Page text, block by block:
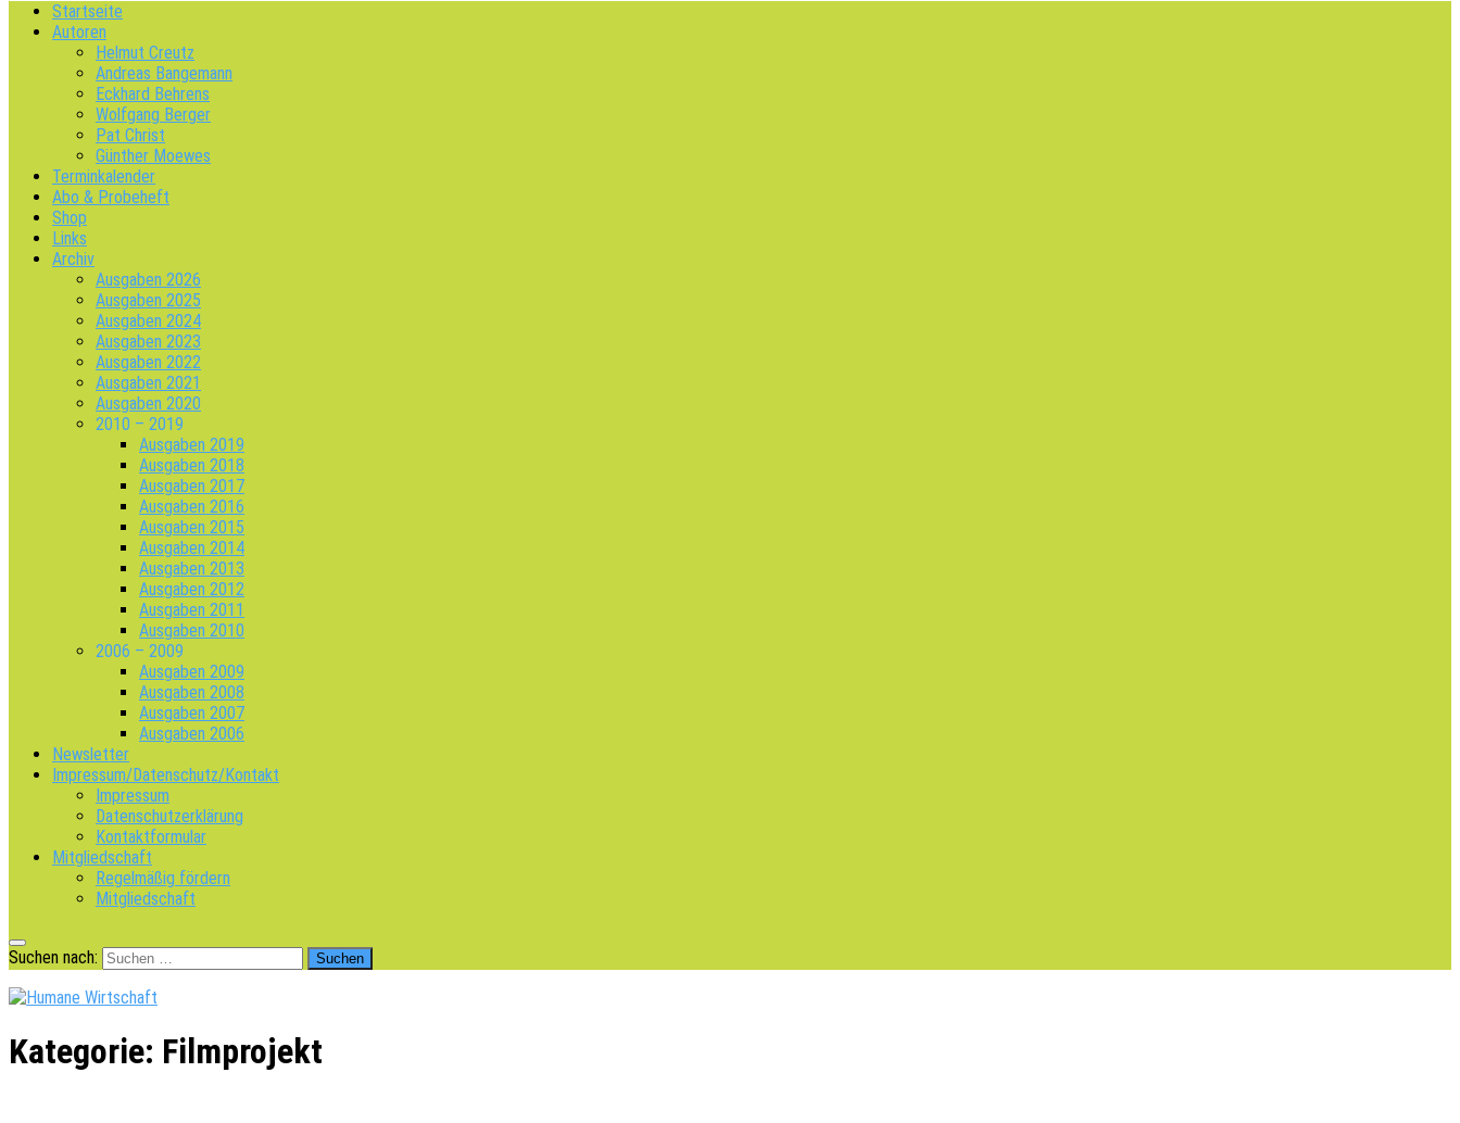
Startseite
Autoren
Helmut Creutz
Andreas Bangemann
Eckhard Behrens
Wolfgang Berger
Pat Christ
Günther Moewes
Terminkalender
Abo & Probeheft
Shop
Links
Archiv
Ausgaben 2026
Ausgaben 2025
Ausgaben 2024
Ausgaben 2023
Ausgaben 2022
Ausgaben 2021
Ausgaben 2020
2010 – 2019
Ausgaben 2019
Ausgaben 2018
Ausgaben 2017
Ausgaben 2016
Ausgaben 2015
Ausgaben 2014
Ausgaben 2013
Ausgaben 2012
Ausgaben 2011
Ausgaben 2010
2006 – 2009
Ausgaben 2009
Ausgaben 2008
Ausgaben 2007
Ausgaben 2006
Newsletter
Impressum/Datenschutz/Kontakt
Impressum
Datenschutzerklärung
Kontaktformular
Mitgliedschaft
Regelmäßig fördern
Mitgliedschaft
Suchen nach:
Kategorie: Filmprojekt